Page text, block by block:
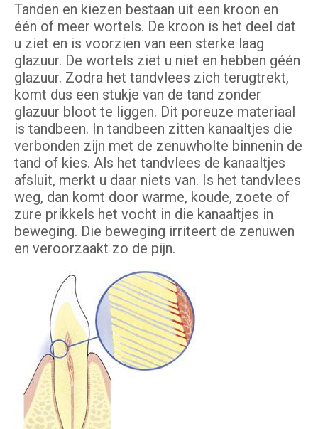
Tanden en kiezen bestaan uit een kroon en
één of meer wortels. De kroon is het deel dat
u ziet en is voorzien van een sterke laag
glazuur. De wortels ziet u niet en hebben géén
glazuur. Zodra het tandvlees zich terugtrekt,
komt dus een stukje van de tand zonder
glazuur bloot te liggen. Dit poreuze materiaal
is tandbeen. In tandbeen zitten kanaaltjes die
verbonden zijn met de zenuwholte binnenin de
tand of kies. Als het tandvlees de kanaaltjes
afsluit, merkt u daar niets van. Is het tandvlees
weg, dan komt door warme, koude, zoete of
zure prikkels het vocht in die kanaaltjes in
beweging. Die beweging irriteert de zenuwen
en veroorzaakt zo de pijn.